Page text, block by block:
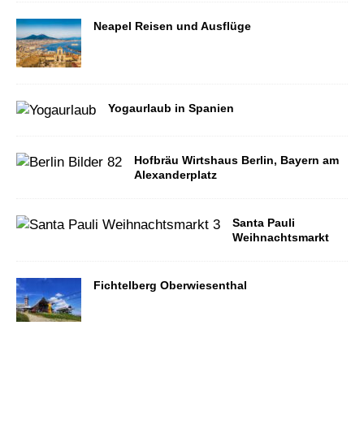
Neapel Reisen und Ausflüge
Yogaurlaub in Spanien
Hofbräu Wirtshaus Berlin, Bayern am
Alexanderplatz
Santa Pauli
Weihnachtsmarkt
Fichtelberg Oberwiesenthal